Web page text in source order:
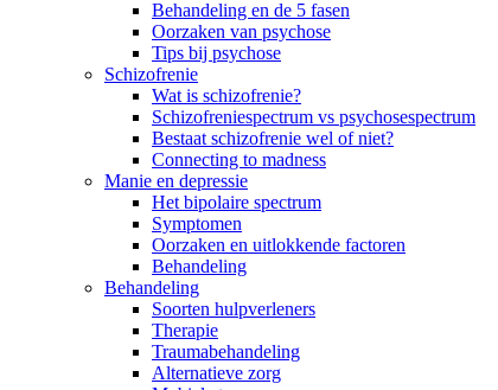
Behandeling en de 5 fasen
Oorzaken van psychose
Tips bij psychose
Schizofrenie
Wat is schizofrenie?
Schizofreniespectrum vs psychosespectrum
Bestaat schizofrenie wel of niet?
Connecting to madness
Manie en depressie
Het bipolaire spectrum
Symptomen
Oorzaken en uitlokkende factoren
Behandeling
Behandeling
Soorten hulpverleners
Therapie
Traumabehandeling
Alternatieve zorg